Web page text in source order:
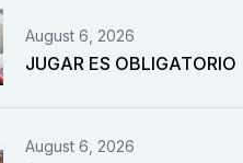
August 6, 2026
JUGAR ES OBLIGATORIO
August 6, 2026